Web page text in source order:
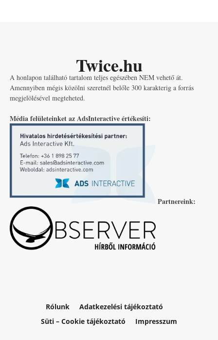
Twice.hu
A honlapon található tartalom teljes egészében NEM vehető át.
Amennyiben mégis közölni szeretnél belőle 300 karakterig a forrás
megjelölésével megteheted.
Média felületeinket az AdsInteractive értékesíti:
Partnereink:
Rólunk
Adatkezelési tájékoztató
Süti – Cookie tájékoztató
Impresszum